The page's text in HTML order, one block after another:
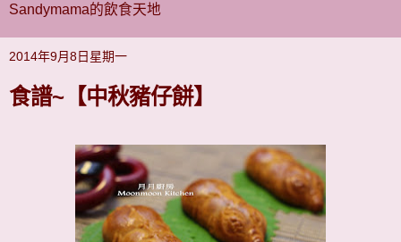
Sandymama的飲食天地
2014年9月8日星期一
食譜~【中秋豬仔餅】